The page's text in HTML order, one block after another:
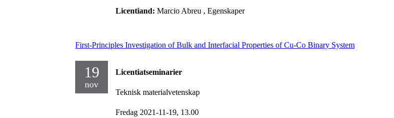
Licentiand: Marcio Abreu , Egenskaper
First-Principles Investigation of Bulk and Interfacial Properties of Cu-Co Binary System
19
nov
Licentiatseminarier
Teknisk materialvetenskap
Fredag 2021-11-19, 13.00